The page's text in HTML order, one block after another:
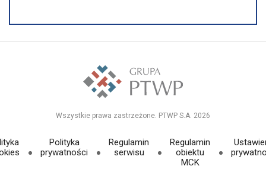
Wszystkie prawa zastrzeżone. PTWP S.A. 2026
Polityka
prywatności
Regulamin
serwisu
Regulamin
obiektu
MCK